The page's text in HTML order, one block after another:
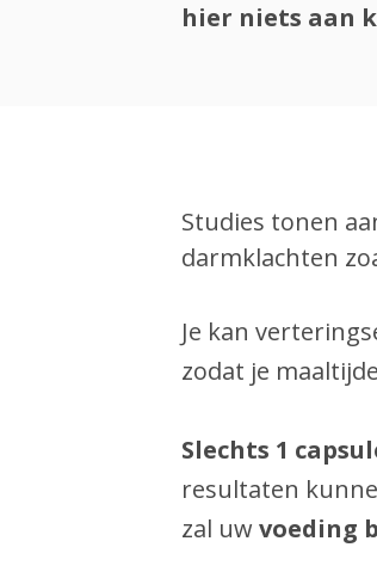
hier niets aan
Studies tonen
darmklachten
Je kan
zodat je
Slechts 1
resultaten
zal uwvoeding